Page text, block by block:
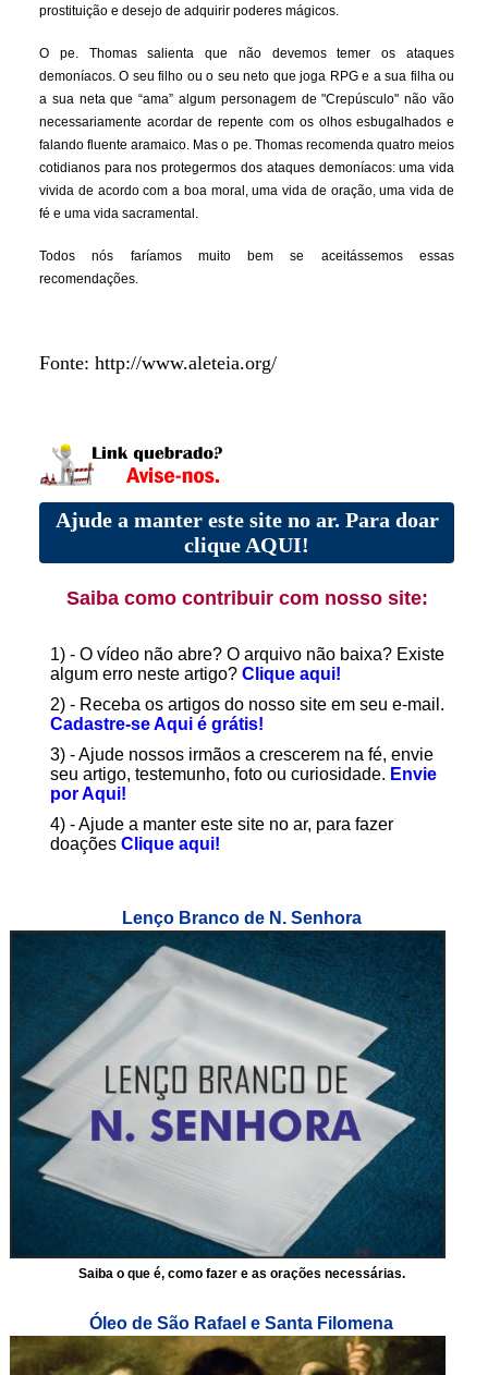
prostituição e desejo de adquirir poderes mágicos.
O pe. Thomas salienta que não devemos temer os ataques
demoníacos. O seu filho ou o seu neto que joga RPG e a sua filha ou
a sua neta que “ama” algum personagem de "Crepúsculo" não vão
necessariamente acordar de repente com os olhos esbugalhados e
falando fluente aramaico. Mas o pe. Thomas recomenda quatro meios
cotidianos para nos protegermos dos ataques demoníacos: uma vida
vivida de acordo com a boa moral, uma vida de oração, uma vida de
fé e uma vida sacramental.
Todos nós faríamos muito bem se aceitássemos essas
recomendações.
Fonte: http://www.aleteia.org/
Ajude a manter este site no ar. Para doar
clique AQUI!
Saiba como contribuir com nosso site:
1) - O vídeo não abre? O arquivo não baixa? Existe
algum erro neste artigo? Clique aqui!
2) - Receba os artigos do nosso site em seu e-mail.
Cadastre-se Aqui é grátis!
3) - Ajude nossos irmãos a crescerem na fé, envie
seu artigo, testemunho, foto ou curiosidade. Envie
por Aqui!
4) - Ajude a manter este site no ar, para fazer
doações Clique aqui!
Lenço Branco de N. Senhora
Saiba o que é, como fazer e as orações necessárias.
Óleo de São Rafael e Santa Filomena